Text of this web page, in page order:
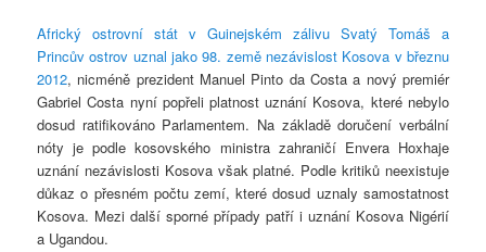
Africký ostrovní stát v Guinejském zálivu Svatý Tomáš a
Princův ostrov uznal jako 98. země nezávislost Kosova v březnu
2012, nicméně prezident Manuel Pinto da Costa a nový premiér
Gabriel Costa nyní popřeli platnost uznání Kosova, které nebylo
dosud ratifikováno Parlamentem. Na základě doručení verbální
nóty je podle kosovského ministra zahraničí Envera Hoxhaje
uznání nezávislosti Kosova však platné. Podle kritiků neexistuje
důkaz o přesném počtu zemí, které dosud uznaly samostatnost
Kosova. Mezi další sporné případy patří i uznání Kosova Nigérií
a Ugandou.